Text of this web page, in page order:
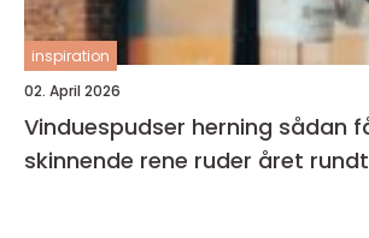
inspiration
02. April 2026
Vinduespudser herning sådan får du
skinnende rene ruder året rundt